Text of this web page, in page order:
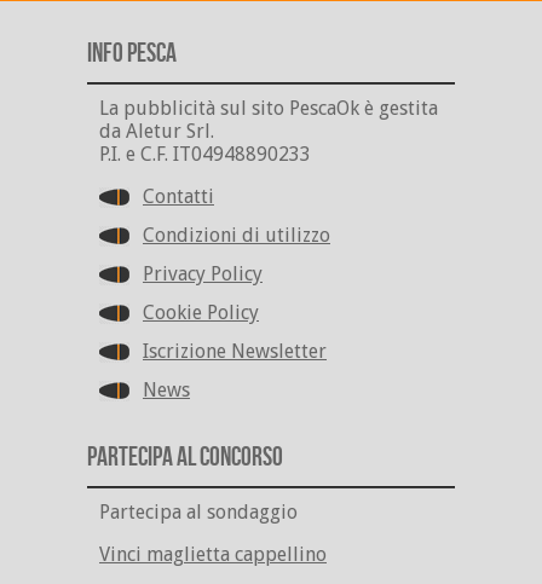
Info Pesca
La pubblicità sul sito PescaOk è gestita
da Aletur Srl.
P.I. e C.F. IT04948890233
Contatti
Condizioni di utilizzo
Privacy Policy
Cookie Policy
Iscrizione Newsletter
News
Partecipa al Concorso
Partecipa al sondaggio
Vinci maglietta cappellino